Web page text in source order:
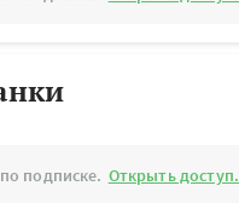
подписке. Открыть доступ.